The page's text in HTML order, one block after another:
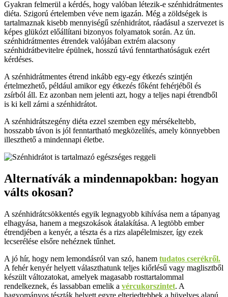
Gyakran felmerül a kérdés, hogy valóban létezik-e szénhidrátmentes
diéta. Szigorú értelemben véve nem igazán. Még a zöldségek is
tartalmaznak kisebb mennyiségű szénhidrátot, ráadásul a szervezet is
képes glükózt előállítani bizonyos folyamatok során. Az ún.
szénhidrátmentes étrendek valójában extrém alacsony
szénhidrátbevitelre épülnek, hosszú távú fenntarthatóságuk ezért
kérdéses.
A szénhidrátmentes étrend inkább egy-egy étkezés szintjén
értelmezhető, például amikor egy étkezés főként fehérjéből és
zsírból áll. Ez azonban nem jelenti azt, hogy a teljes napi étrendből
is ki kell zárni a szénhidrátot.
A szénhidrátszegény diéta ezzel szemben egy mérsékeltebb,
hosszabb távon is jól fenntartható megközelítés, amely könnyebben
illeszthető a mindennapi életbe.
Alternatívák a mindennapokban: hogyan
válts okosan?
A szénhidrátcsökkentés egyik legnagyobb kihívása nem a tápanyag
elhagyása, hanem a megszokások átalakítása. A legtöbb ember
étrendjében a kenyér, a tészta és a rizs alapélelmiszer, így ezek
lecserélése elsőre nehéznek tűnhet.
A jó hír, hogy nem lemondásról van szó, hanem tudatos cserékről.
A fehér kenyér helyett választhatunk teljes kiőrlésű vagy maglisztből
készült változatokat, amelyek magasabb rosttartalommal
rendelkeznek, és lassabban emelik a vércukorszintet. A
hagyományos tészták helyett egyre elterjedtebbek a hüvelyes alapú